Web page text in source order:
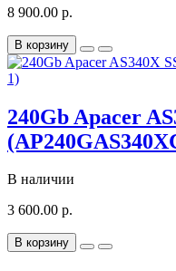
8 900.00 р.
В корзину
240Gb Apacer
В наличии
3 600.00 р.
В корзину